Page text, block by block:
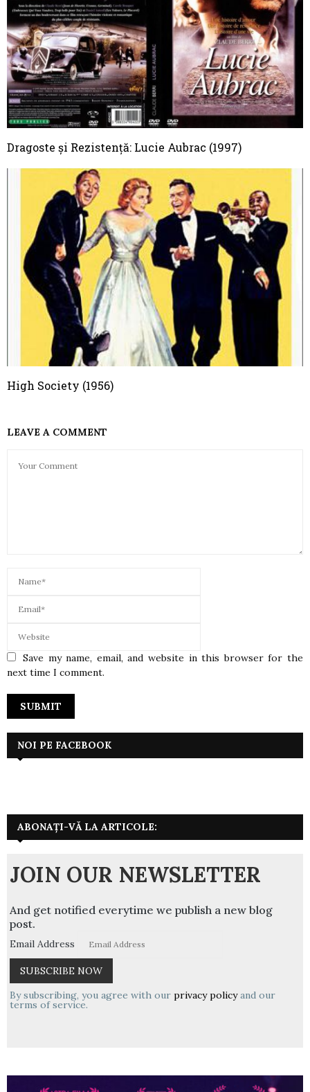
Dragoste și Rezistență: Lucie Aubrac (1997)
High Society (1956)
LEAVE A COMMENT
Save my name, email, and website in this browser for the
next time I comment.
NOI PE FACEBOOK
ABONAȚI-VĂ LA ARTICOLE:
JOIN OUR NEWSLETTER
And get notified everytime we publish a new blog
post.
Email Address
By subscribing, you agree with our privacy policyand our
terms of service.